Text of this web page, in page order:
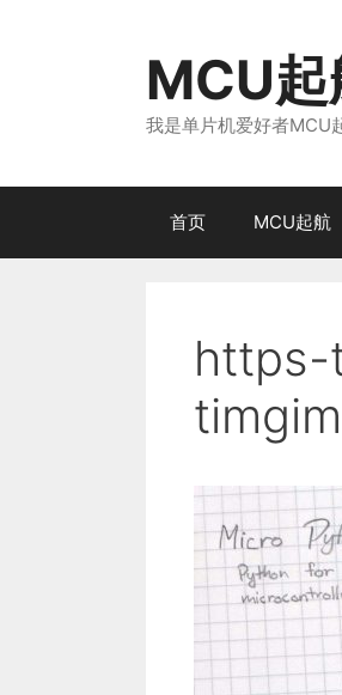
MCU起
我是单片机爱好者MCU
首页 MCU起航
https-